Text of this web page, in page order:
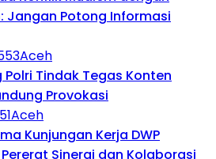
Jangan Potong Informasi
Aceh
Polri Tindak Tegas Konten
Provokasi
Aceh
Kunjungan Kerja DWP
Sinergi dan Kolaborasi